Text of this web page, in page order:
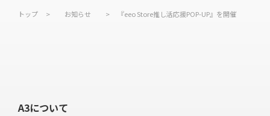
トップ > お知らせ > 『eeo Store推し活応援POP-UP』を開催
A3について